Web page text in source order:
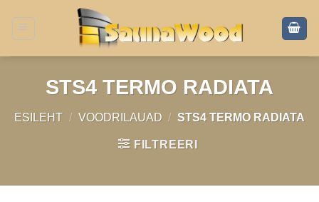
content
STS4 TERMO RADIATA
ESILEHT / VOODRILAUAD / STS4 TERMO RADIATA
FILTREERI